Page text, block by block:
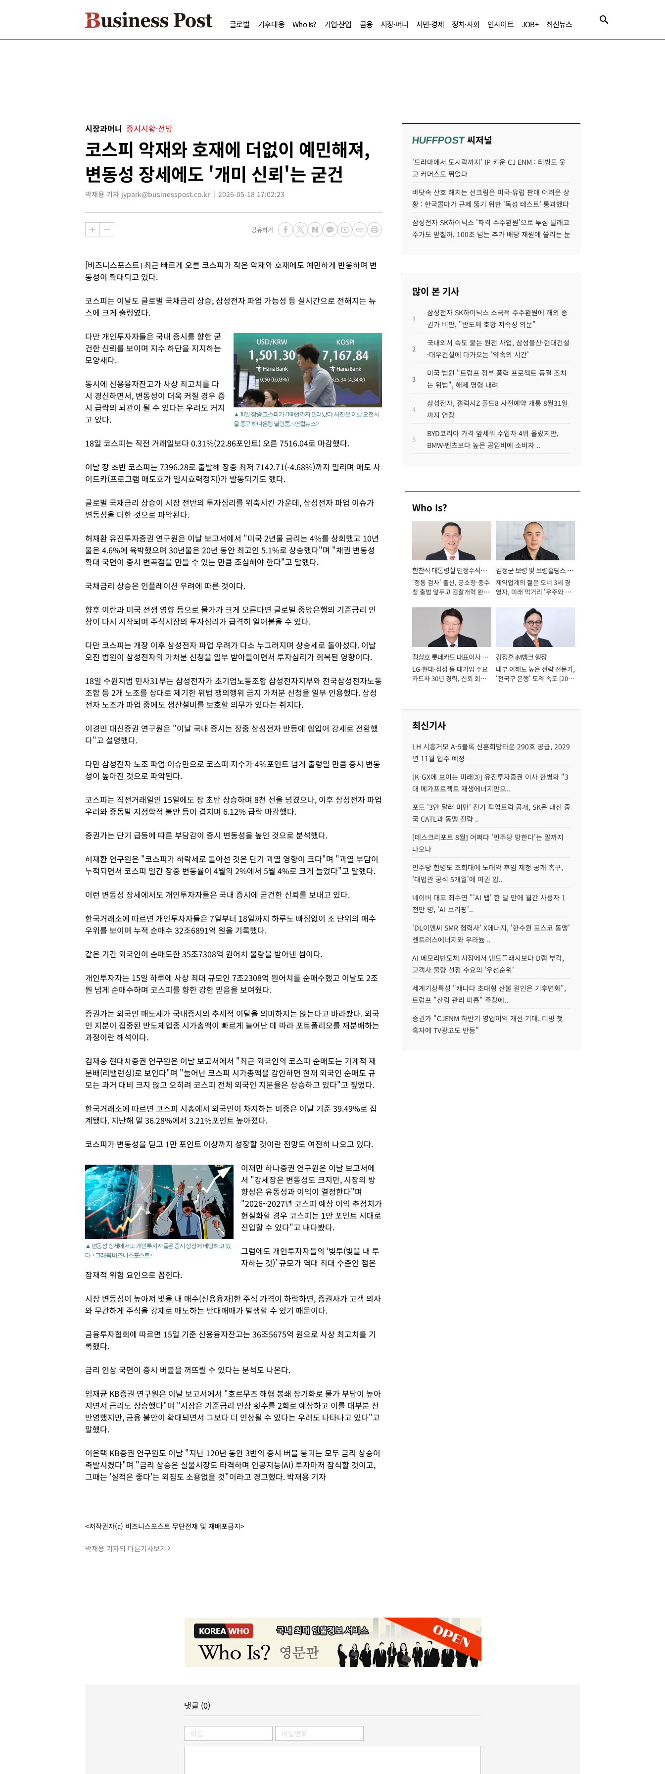
글로벌 기후대응 Who Is? 기업·산업 금융 시장·머니 시민·경제 정치·사회 인사이트 JOB+ 최신뉴스
시장과머니 증시시황·전망
코스피 악재와 호재에 더없이 예민해져,
변동성 장세에도 '개미 신뢰'는 굳건
박재용 기자 jypark@businesspost.co.kr 2026-05-18 17:02:23
공유하기
[비즈니스포스트] 최근 빠르게 오른 코스피가 작은 악재와 호재에도 예민하게 반응하며 변
동성이 확대되고 있다.
코스피는 이날도 글로벌 국채금리 상승, 삼성전자 파업 가능성 등 실시간으로 전해지는 뉴
스에 크게 출렁였다.
▲ 18일 장중 코스피가 7100선까지 밀려났다. 사진은 이날 오전 서
울 중구 하나은행 딜링룸. <연합뉴스>
다만 개인투자자들은 국내 증시를 향한 굳
건한 신뢰를 보이며 지수 하단을 지지하는
모양새다.
동시에 신용융자잔고가 사상 최고치를 다
시 경신하면서, 변동성이 더욱 커질 경우 증
시 급락의 뇌관이 될 수 있다는 우려도 커지
고 있다.
18일 코스피는 직전 거래일보다 0.31%(22.86포인트) 오른 7516.04로 마감했다.
이날 장 초반 코스피는 7396.28로 출발해 장중 최저 7142.71(-4.68%)까지 밀리며 매도 사
이드카(프로그램 매도호가 일시효력정지)가 발동되기도 했다.
글로벌 국채금리 상승이 시장 전반의 투자심리를 위축시킨 가운데, 삼성전자 파업 이슈가
변동성을 더한 것으로 파악된다.
허재환 유진투자증권 연구원은 이날 보고서에서 "미국 2년물 금리는 4%를 상회했고 10년
물은 4.6%에 육박했으며 30년물은 20년 동안 최고인 5.1%로 상승했다"며 "채권 변동성
확대 국면이 증시 변곡점을 만들 수 있는 만큼 조심해야 한다"고 말했다.
국채금리 상승은 인플레이션 우려에 따른 것이다.
향후 이란과 미국 전쟁 영향 등으로 물가가 크게 오른다면 글로벌 중앙은행의 기준금리 인
상이 다시 시작되며 주식시장의 투자심리가 급격히 얼어붙을 수 있다.
다만 코스피는 개장 이후 삼성전자 파업 우려가 다소 누그러지며 상승세로 돌아섰다. 이날
오전 법원이 삼성전자의 가처분 신청을 일부 받아들이면서 투자심리가 회복된 영향이다.
18일 수원지법 민사31부는 삼성전자가 초기업노동조합 삼성전자지부와 전국삼성전자노동
조합 등 2개 노조를 상대로 제기한 위법 쟁의행위 금지 가처분 신청을 일부 인용했다. 삼성
전자 노조가 파업 중에도 생산설비를 보호할 의무가 있다는 취지다.
이경민 대신증권 연구원은 "이날 국내 증시는 장중 삼성전자 반등에 힘입어 강세로 전환했
다"고 설명했다.
다만 삼성전자 노조 파업 이슈만으로 코스피 지수가 4%포인트 넘게 출렁일 만큼 증시 변동
성이 높아진 것으로 파악된다.
코스피는 직전거래일인 15일에도 장 초반 상승하며 8천 선을 넘겼으나, 이후 삼성전자 파업
우려와 중동발 지정학적 불안 등이 겹치며 6.12% 급락 마감했다.
증권가는 단기 급등에 따른 부담감이 증시 변동성을 높인 것으로 분석했다.
허재환 연구원은 "코스피가 하락세로 돌아선 것은 단기 과열 영향이 크다"며 "과열 부담이
누적되면서 코스피 일간 장중 변동률이 4월의 2%에서 5월 4%로 크게 늘었다"고 말했다.
이런 변동성 장세에서도 개인투자자들은 국내 증시에 굳건한 신뢰를 보내고 있다.
한국거래소에 따르면 개인투자자들은 7일부터 18일까지 하루도 빠짐없이 조 단위의 매수
우위를 보이며 누적 순매수 32조6891억 원을 기록했다.
같은 기간 외국인이 순매도한 35조7308억 원어치 물량을 받아낸 셈이다.
개인투자자는 15일 하루에 사상 최대 규모인 7조2308억 원어치를 순매수했고 이날도 2조
원 넘게 순매수하며 코스피를 향한 강한 믿음을 보여줬다.
증권가는 외국인 매도세가 국내증시의 추세적 이탈을 의미하지는 않는다고 바라봤다. 외국
인 지분이 집중된 반도체업종 시가총액이 빠르게 늘어난 데 따라 포트폴리오를 재분배하는
과정이란 해석이다.
김재승 현대차증권 연구원은 이날 보고서에서 "최근 외국인의 코스피 순매도는 기계적 재
분배(리밸런싱)로 보인다"며 "늘어난 코스피 시가총액을 감안하면 현재 외국인 순매도 규
모는 과거 대비 크지 않고 오히려 코스피 전체 외국인 지분율은 상승하고 있다"고 짚었다.
한국거래소에 따르면 코스피 시총에서 외국인이 차지하는 비중은 이날 기준 39.49%로 집
계됐다. 지난해 말 36.28%에서 3.21%포인트 높아졌다.
코스피가 변동성을 딛고 1만 포인트 이상까지 성장할 것이란 전망도 여전히 나오고 있다.
▲ 변동성 장세에서도 개인투자자들은 증시 성장에 베팅하고 있
다. <그래픽 비즈니스포스트>
이재만 하나증권 연구원은 이날 보고서에
서 "강세장은 변동성도 크지만, 시장의 방
향성은 유동성과 이익이 결정한다"며
"2026~2027년 코스피 예상 이익 추정치가
현실화할 경우 코스피는 1만 포인트 시대로
진입할 수 있다"고 내다봤다.
그럼에도 개인투자자들의 ‘빚투(빚을 내 투
자하는 것)’ 규모가 역대 최대 수준인 점은
잠재적 위험 요인으로 꼽힌다.
시장 변동성이 높아져 빚을 내 매수(신용융자)한 주식 가격이 하락하면, 증권사가 고객 의사
와 무관하게 주식을 강제로 매도하는 반대매매가 발생할 수 있기 때문이다.
금융투자협회에 따르면 15일 기준 신용융자잔고는 36조5675억 원으로 사상 최고치를 기
록했다.
금리 인상 국면이 증시 버블을 꺼뜨릴 수 있다는 분석도 나온다.
임재균 KB증권 연구원은 이날 보고서에서 "호르무즈 해협 봉쇄 장기화로 물가 부담이 높아
지면서 금리도 상승했다"며 "시장은 기준금리 인상 횟수를 2회로 예상하고 이를 대부분 선
반영했지만, 금융 불안이 확대되면서 그보다 더 인상될 수 있다는 우려도 나타나고 있다"고
말했다.
이은택 KB증권 연구원도 이날 "지난 120년 동안 3번의 증시 버블 붕괴는 모두 금리 상승이
촉발시켰다"며 "금리 상승은 실물시장도 타격하며 인공지능(AI) 투자마저 잠식할 것이고,
그때는 '실적은 좋다'는 외침도 소용없을 것"이라고 경고했다. 박재용 기자
<저작권자(c) 비즈니스포스트 무단전재 및 재배포금지>
박재용 기자의 다른기사보기
HUFFPOST씨저널
'드라마에서 도시락까지' IP 키운 CJ ENM : 티빙도 웃
고 커머스도 뛰었다
바닷속 산호 해치는 선크림은 미국·유럽 판매 어려운 상
황 : 한국콜마가 규제 뚫기 위한 '독성 테스트' 통과했다
삼성전자 SK하이닉스 '파격 주주환원'으로 투심 달래고
주가도 받칠까, 100조 넘는 추가 배당 재원에 쏠리는 눈
많이 본 기사
1
삼성전자 SK하이닉스 소극적 주주환원에 해외 증
권가 비판, "반도체 호황 지속성 의문"
2
국내외서 속도 붙는 원전 사업, 삼성물산·현대건설
·대우건설에 다가오는 '약속의 시간'
3
미국 법원 "트럼프 정부 풍력 프로젝트 동결 조치
는 위법", 해제 명령 내려
4
삼성전자, 갤럭시Z 폴드8 사전예약 개통 8월31일
까지 연장
5
BYD코리아 가격 앞세워 수입차 4위 올랐지만,
BMW·벤츠보다 높은 공임비에 소비자 ..
Who Is?
한찬식 대통령실 민정수석비
서관
'정통 검사' 출신, 공소청·중수
청 출범 앞두고 검찰개혁 완수
김정균 보령 및 보령홀딩스 대
표이사 사장
제약업계의 젊은 오너 3세 경
영자, 미래 먹거리 '우주와 헬
정상호 롯데카드 대표이사 사
장
LG·현대·삼성 등 대기업 주요
카드사 30년 경력, 신뢰 회복
강정훈 iM뱅크 행장
내부 이해도 높은 전략 전문가,
'전국구 은행' 도약 속도 [2026
최신기사
LH 시흥거모 A-5블록 신혼희망타운 290호 공급, 2029
년 11월 입주 예정
[K-GX에 보이는 미래③] 유진투자증권 이사 한병화 "3
대 메가프로젝트 재생에너지만으..
포드 '3만 달러 미만' 전기 픽업트럭 공개, SK온 대신 중
국 CATL과 동맹 전략 ..
[데스크리포트 8월] 어쩌다 '민주당 망한다'는 말까지
나오나
민주당 한병도 조희대에 노태악 후임 제청 공개 촉구,
'대법관 공석 5개월'에 여권 압..
네이버 대표 최수연 "'AI 탭' 한 달 만에 월간 사용자 1
천만 명, 'AI 브리핑'..
'DL이앤씨 SMR 협력사' X에너지, '한수원 포스코 동맹'
센트러스에너지와 우라늄 ..
AI 메모리반도체 시장에서 낸드플래시보다 D램 부각,
고객사 물량 선점 수요의 '우선순위'
세계기상특성 "캐나다 초대형 산불 원인은 기후변화",
트럼프 "산림 관리 미흡" 주장에..
증권가 "CJENM 하반기 영업이익 개선 기대, 티빙 첫
흑자에 TV광고도 반등"
댓글 (0)